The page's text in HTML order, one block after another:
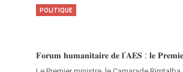
𝐅𝐨𝐫𝐮𝐦 𝐡𝐮𝐦𝐚𝐧𝐢𝐭𝐚𝐢𝐫𝐞 𝐝𝐞 𝐥’𝐀𝐄𝐒 : 𝐥𝐞
POLITIQUE